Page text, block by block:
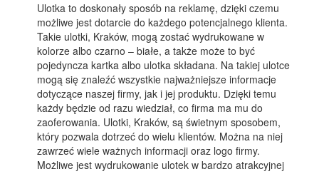
Ulotka to doskonały sposób na reklamę, dzięki czemu
możliwe jest dotarcie do każdego potencjalnego klienta.
Takie ulotki, Kraków, mogą zostać wydrukowane w
kolorze albo czarno – białe, a także może to być
pojedyncza kartka albo ulotka składana. Na takiej ulotce
mogą się znaleźć wszystkie najważniejsze informacje
dotyczące naszej firmy, jak i jej produktu. Dzięki temu
każdy będzie od razu wiedział, co firma ma mu do
zaoferowania. Ulotki, Kraków, są świetnym sposobem,
który pozwala dotrzeć do wielu klientów. Można na niej
zawrzeć wiele ważnych informacji oraz logo firmy.
Możliwe jest wydrukowanie ulotek w bardzo atrakcyjnej